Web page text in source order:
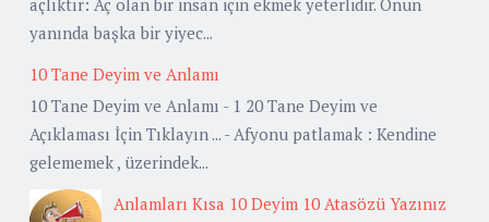
yanında başka bir yiyec...
10 Tane Deyim ve Anlamı
10 Tane Deyim ve Anlamı - 1 20 Tane Deyim ve
Açıklaması İçin Tıklayın ... - Afyonu patlamak : Kendine
gelememek , üzerindek...
Anlamları Kısa 10 Deyim 10 Atasözü Yazınız